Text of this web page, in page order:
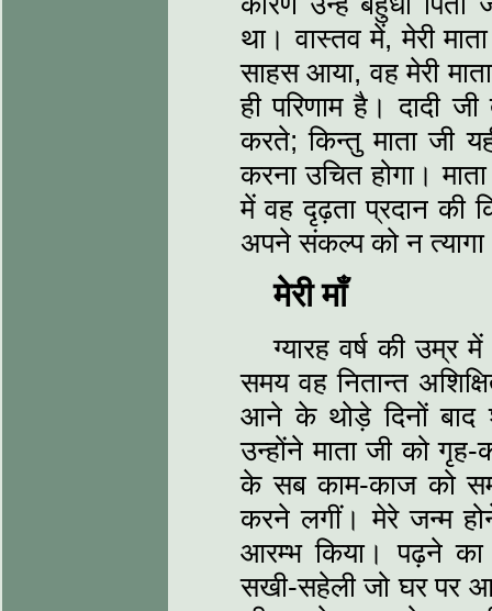
था। वास्तव में, मेरी
साहस आया, वह मेरी
ही परिणाम है। दादी
करते; किन्तु माता जी
करना उचित होगा।
में वह दृढ़ता प्रदान
अपने संकल्प को न
मेरी माँ
ग्यारह वर्ष की उम्र
समय वह नितान्त
आने के थोड़े दिनों बाद
उन्होंने माता जी को गृह-
के सब काम-काज को
करने लगीं। मेरे जन्म होने
आरम्भ किया। पढ़ने
सखी-सहेली जो घर पर